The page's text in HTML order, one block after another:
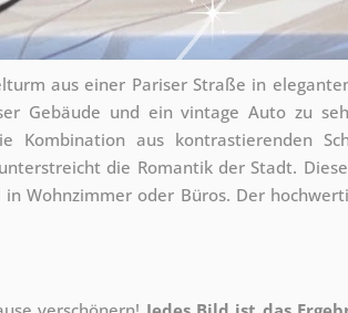
aus einer Pariser Straße in
Gebäude und ein vintage Auto zu
Kombination aus kontrastierenden
die Romantik der Stadt.
Wohnzimmer oder Büros. Der